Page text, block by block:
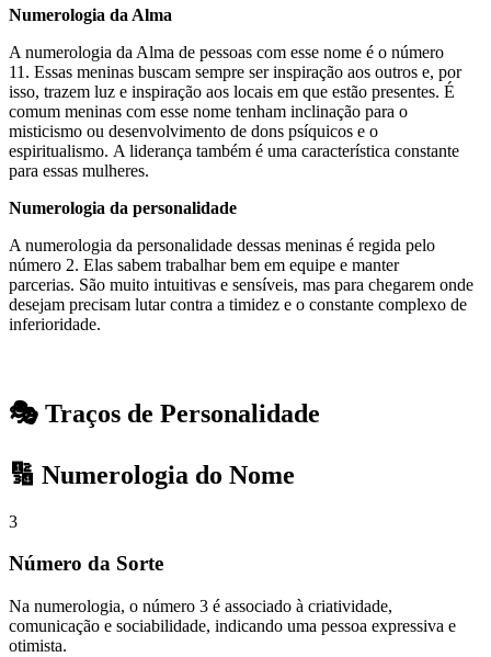
Numerologia da Alma
A numerologia da Alma de pessoas com esse nome é o número
11. Essas meninas buscam sempre ser inspiração aos outros e, por
isso, trazem luz e inspiração aos locais em que estão presentes. É
comum meninas com esse nome tenham inclinação para o
misticismo ou desenvolvimento de dons psíquicos e o
espiritualismo. A liderança também é uma característica constante
para essas mulheres.
Numerologia da personalidade
A numerologia da personalidade dessas meninas é regida pelo
número 2. Elas sabem trabalhar bem em equipe e manter
parcerias. São muito intuitivas e sensíveis, mas para chegarem onde
desejam precisam lutar contra a timidez e o constante complexo de
inferioridade.
🎭 Traços de Personalidade
🔢 Numerologia do Nome
3
Número da Sorte
Na numerologia, o número 3 é associado à criatividade,
comunicação e sociabilidade, indicando uma pessoa expressiva e
otimista.